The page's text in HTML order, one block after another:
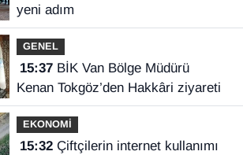
yeni adım
GENEL
15:37BİK Van Bölge Müdürü
Kenan Tokgöz’den Hakkâri ziyareti
EKONOMİ
15:32Çiftçilerin internet kullanımı